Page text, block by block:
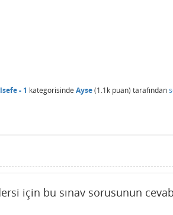
- 1 kategorisinde Ayse(1.1k puan) tarafından
için bu sınav sorusunun